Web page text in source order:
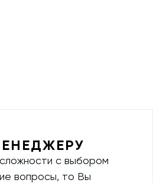
с выбором
вопросы, то Вы